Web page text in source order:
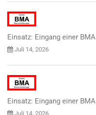
Einsatz: Eingang einer BMA
Juli 14, 2026
Einsatz: Eingang einer BMA
Juli 14, 2026